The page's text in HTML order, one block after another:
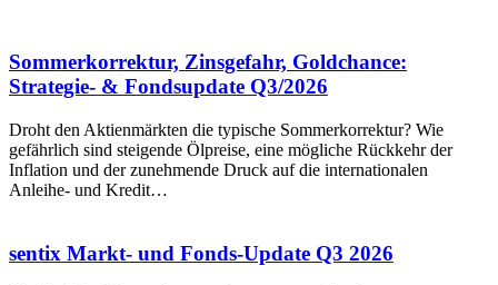
Sommerkorrektur, Zinsgefahr, Goldchance:
Strategie- & Fondsupdate Q3/2026
Droht den Aktienmärkten die typische Sommerkorrektur? Wie
gefährlich sind steigende Ölpreise, eine mögliche Rückkehr der
Inflation und der zunehmende Druck auf die internationalen
Anleihe- und Kredit…
sentix Markt- und Fonds-Update Q3 2026